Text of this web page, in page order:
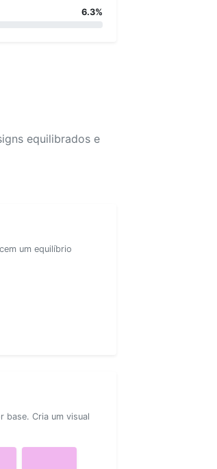
6.3%
equilibrados e
um equilíbrio
base. Cria um visual